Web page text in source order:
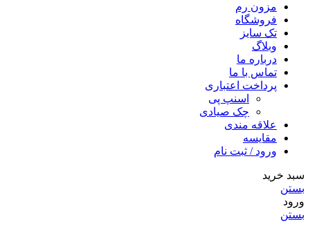
مزون رم
فروشگاه
تک سایز
وبلاگ
درباره ما
تماس با ما
پرداخت اعتباری
اسنپ پی
چک صیادی
علاقه مندی
مقايسه
ورود / ثبت نام
سبد خرید
بستن
ورود
بستن